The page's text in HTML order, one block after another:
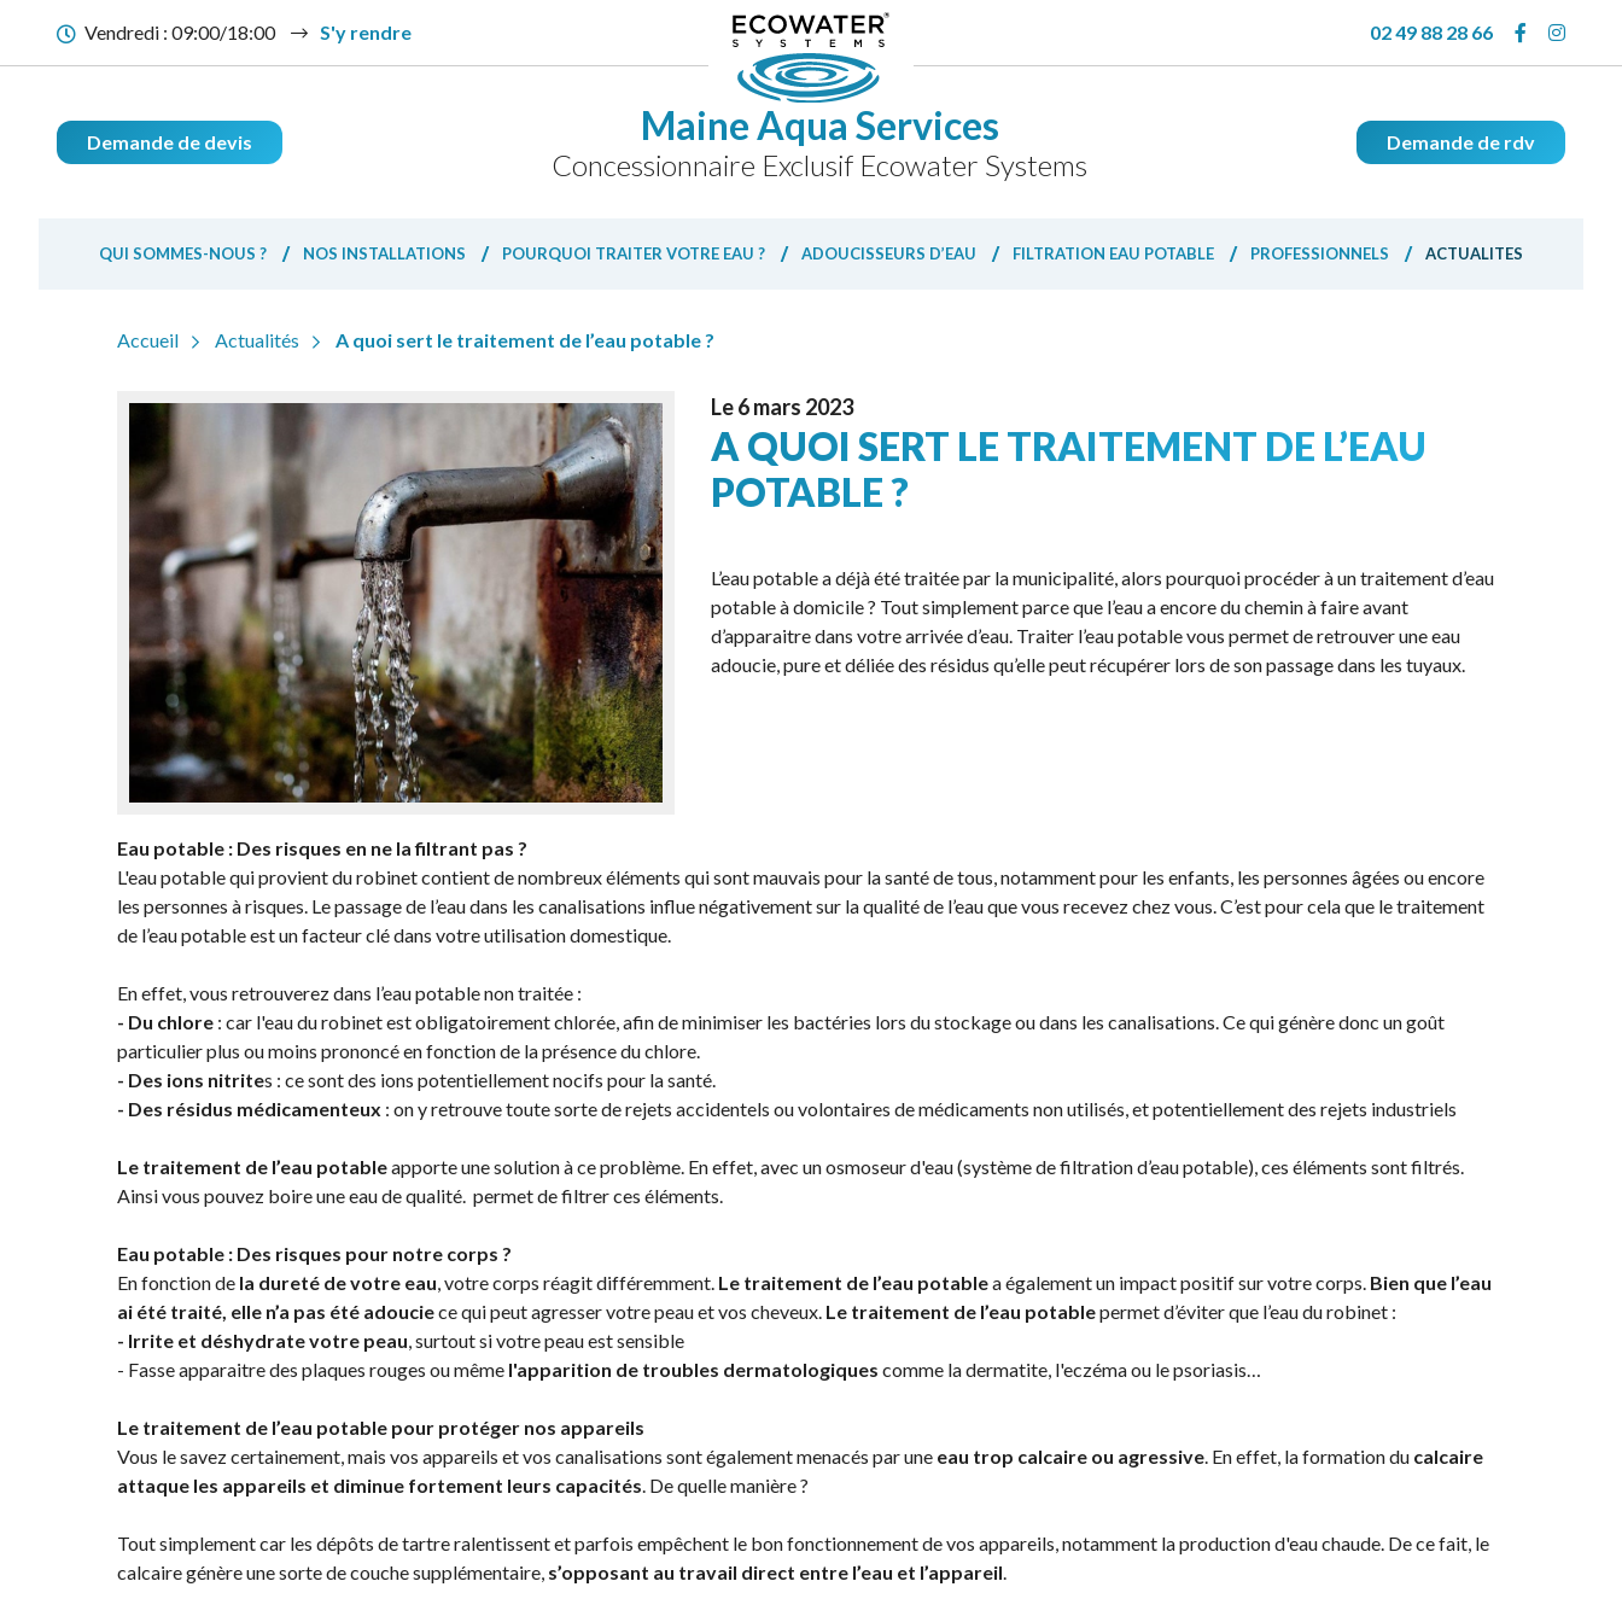
Vendredi : 09:00/18:00 S'y rendre 02 49 88 28 66
Maine Aqua Services
Concessionnaire Exclusif Ecowater Systems
Demande de devis Demande de rdv
QUI SOMMES-NOUS ? NOS INSTALLATIONS POURQUOI TRAITER VOTRE EAU ? ADOUCISSEURS D’EAU FILTRATION EAU POTABLE PROFESSIONNELS ACTUALITES
Accueil Actualités A quoi sert le traitement de l’eau potable ?
Le 6 mars 2023
A QUOI SERT LE TRAITEMENT DE L’EAU
POTABLE ?
L’eau potable a déjà été traitée par la municipalité, alors pourquoi procéder à un traitement d’eau
potable à domicile ? Tout simplement parce que l’eau a encore du chemin à faire avant
d’apparaitre dans votre arrivée d’eau. Traiter l’eau potable vous permet de retrouver une eau
adoucie, pure et déliée des résidus qu’elle peut récupérer lors de son passage dans les tuyaux.
Eau potable : Des risques en ne la filtrant pas ?
L'eau potable qui provient du robinet contient de nombreux éléments qui sont mauvais pour la santé de tous, notamment pour les enfants, les personnes âgées ou encore
les personnes à risques. Le passage de l’eau dans les canalisations influe négativement sur la qualité de l’eau que vous recevez chez vous. C’est pour cela que le traitement
de l’eau potable est un facteur clé dans votre utilisation domestique.
En effet, vous retrouverez dans l’eau potable non traitée :
- Du chlore : car l'eau du robinet est obligatoirement chlorée, afin de minimiser les bactéries lors du stockage ou dans les canalisations. Ce qui génère donc un goût
particulier plus ou moins prononcé en fonction de la présence du chlore.
- Des ions nitrites : ce sont des ions potentiellement nocifs pour la santé.
- Des résidus médicamenteux : on y retrouve toute sorte de rejets accidentels ou volontaires de médicaments non utilisés, et potentiellement des rejets industriels
Le traitement de l’eau potableapporte une solution à ce problème. En effet, avec un osmoseur d'eau (système de filtration d’eau potable), ces éléments sont filtrés.
Ainsi vous pouvez boire une eau de qualité. permet de filtrer ces éléments.
Eau potable : Des risques pour notre corps ?
En fonction de la dureté de votre eau, votre corps réagit différemment. Le traitement de l’eau potablea également un impact positif sur votre corps. Bien que l’eau
ai été traité, elle n’a pas été adouciece qui peut agresser votre peau et vos cheveux. Le traitement de l’eau potablepermet d’éviter que l’eau du robinet :
- Irrite et déshydrate votre peau, surtout si votre peau est sensible
- Fasse apparaitre des plaques rouges ou même l'apparition de troubles dermatologiques comme la dermatite, l'eczéma ou le psoriasis…
Le traitement de l’eau potable pour protéger nos appareils
Vous le savez certainement, mais vos appareils et vos canalisations sont également menacés par une eau trop calcaire ou agressive. En effet, la formation du calcaire
attaque les appareils et diminue fortement leurs capacités. De quelle manière ?
Tout simplement car les dépôts de tartre ralentissent et parfois empêchent le bon fonctionnement de vos appareils, notamment la production d'eau chaude. De ce fait, le
calcaire génère une sorte de couche supplémentaire, s’opposant au travail direct entre l’eau et l’appareil.